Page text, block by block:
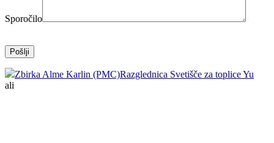
Sporočilo
Zbirka Alme Karlin (PMC)Razglednica Svetišče za toplice Yu
ali